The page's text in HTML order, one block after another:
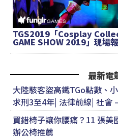
TGS2019「Cosplay
GAME SHOW 2019」現場
最新電
大陸駭客盜高鐵TGo點數、
求刑3至4年| 法律前線| 社會
買錯椅子讓你腰痛？11 張
辦公椅推薦